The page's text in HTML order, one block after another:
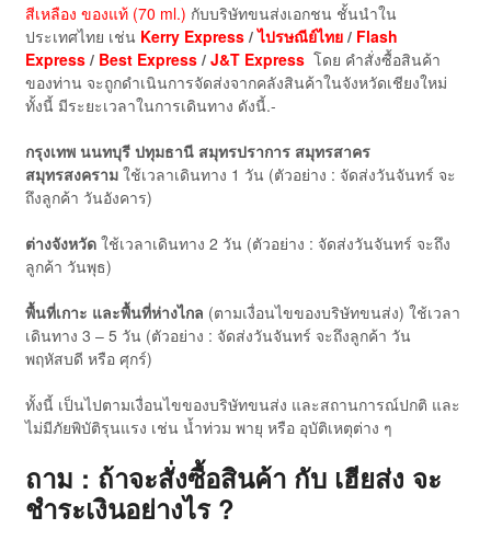
สีเหลือง ของแท้ (70 ml.) กับบริษัทขนส่งเอกชน ชั้นนำใน
ประเทศไทย เช่น Kerry Express/ไปรษณีย์ไทย/ Flash
Express/ Best Express/ J&T Expressโดย คำสั่งซื้อสินค้า
ของท่าน จะถูกดำเนินการจัดส่งจากคลังสินค้าในจังหวัดเชียงใหม่
ทั้งนี้ มีระยะเวลาในการเดินทาง ดังนี้.-
กรุงเทพ นนทบุรี ปทุมธานี สมุทรปราการ สมุทรสาคร
สมุทรสงครามใช้เวลาเดินทาง 1 วัน (ตัวอย่าง : จัดส่งวันจันทร์ จะ
ถึงลูกค้า วันอังคาร)
ต่างจังหวัดใช้เวลาเดินทาง 2 วัน (ตัวอย่าง : จัดส่งวันจันทร์ จะถึง
ลูกค้า วันพุธ)
พื้นที่เกาะ และพื้นที่ห่างไกล (ตามเงื่อนไขของบริษัทขนส่ง) ใช้เวลา
เดินทาง 3 – 5 วัน (ตัวอย่าง : จัดส่งวันจันทร์ จะถึงลูกค้า วัน
พฤหัสบดี หรือ ศุกร์)
ทั้งนี้ เป็นไปตามเงื่อนไขของบริษัทขนส่ง และสถานการณ์ปกติ และ
ไม่มีภัยพิบัติรุนแรง เช่น น้ำท่วม พายุ หรือ อุบัติเหตุต่าง ๆ
ถาม : ถ้าจะสั่งซื้อสินค้า กับ เฮียส่ง จะ
ชำระเงินอย่างไร ?